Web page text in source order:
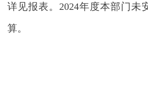
详见报表。 2024年度本部门未
算。